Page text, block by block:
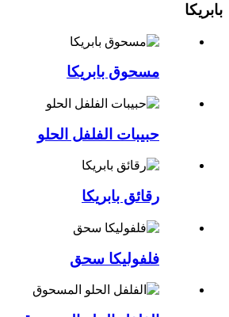
بابريكا
مسحوق بابريكا
حبيبات الفلفل الحلو
رقائق بابريكا
فلفوليكا سحق